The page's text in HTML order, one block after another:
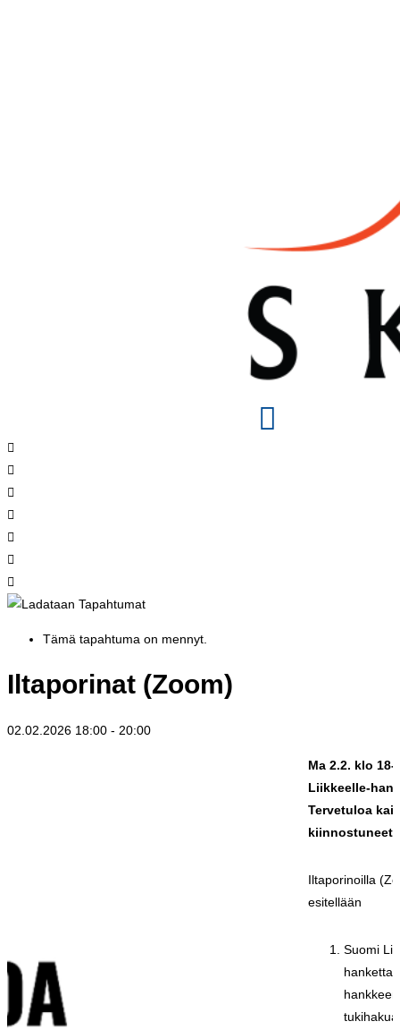
Tämä tapahtuma on mennyt.
Iltaporinat (Zoom)
02.02.2026 18:00 - 20:00
Ma 2.2. klo
Liikkeelle-
Tervetuloa
kiinnostuneet
Iltaporinoilla
esitellään
Suomi
hanketta